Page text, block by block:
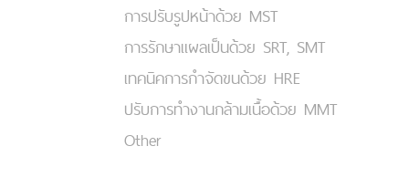
การปรับรูปหน้าด้วย MST
การรักษาแผลเป็นด้วย SRT, SMT
เทคนิคการกำจัดขนด้วย HRE
ปรับการทำงานกล้ามเนื้อด้วย MMT
Other